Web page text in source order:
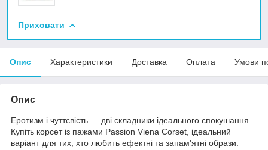
Приховати
Опис Характеристики Доставка Оплата Умови
Опис
Еротизм і чуттєвість — дві складники ідеального спокушання.
Купіть корсет із пажами Passion Viena Corset, ідеальний
варіант для тих, хто любить ефектні та запам'ятні образи.